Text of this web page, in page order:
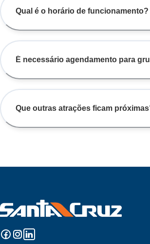
Qual é o horário de funcionamento?
É necessário agendamento para
Que outras atrações ficam